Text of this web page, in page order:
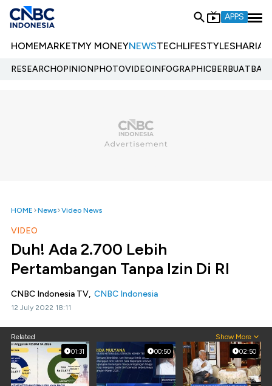
APPS
HOMEMARKETMY MONEYNEWSTECHLIFESTYLESHARIA
RESEARCHOPINIONPHOTOVIDEOINFOGRAPHIC
HOME News Video News
VIDEO
Duh! Ada 2.700 Lebih
Pertambangan Tanpa Izin Di RI
CNBC Indonesia TV, CNBC Indonesia
12 July 2022 18:11
Related Show More
01:31 00:50 02:50